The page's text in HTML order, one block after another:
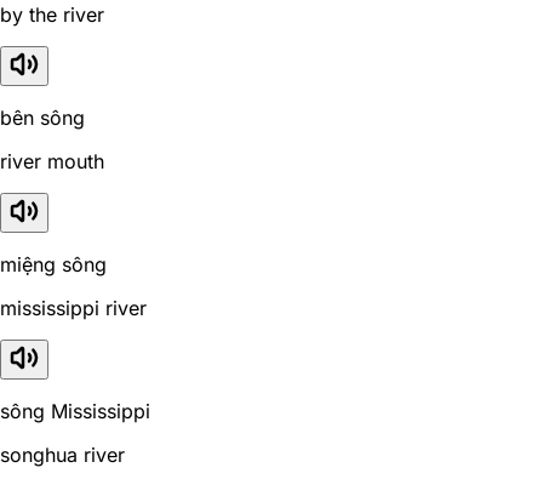
by the river
bên sông
river mouth
miệng sông
mississippi river
sông Mississippi
songhua river